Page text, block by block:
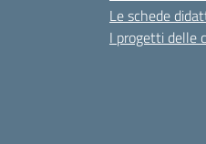
Le schede
I progetti delle